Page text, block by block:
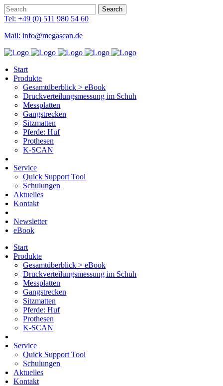
Tel: +49 (0) 511 980 54 60
Mail: info@megascan.de
Start
Produkte
Gesamtüberblick > eBook
Druckverteilungsmessung im Schuh
Messplatten
Gangstrecken
Sitzmatten
Pferde: Huf
Prothesen
K-SCAN
Service
Quick Support Tool
Schulungen
Aktuelles
Kontakt
Newsletter
eBook
Start
Produkte
Gesamtüberblick > eBook
Druckverteilungsmessung im Schuh
Messplatten
Gangstrecken
Sitzmatten
Pferde: Huf
Prothesen
K-SCAN
Service
Quick Support Tool
Schulungen
Aktuelles
Kontakt